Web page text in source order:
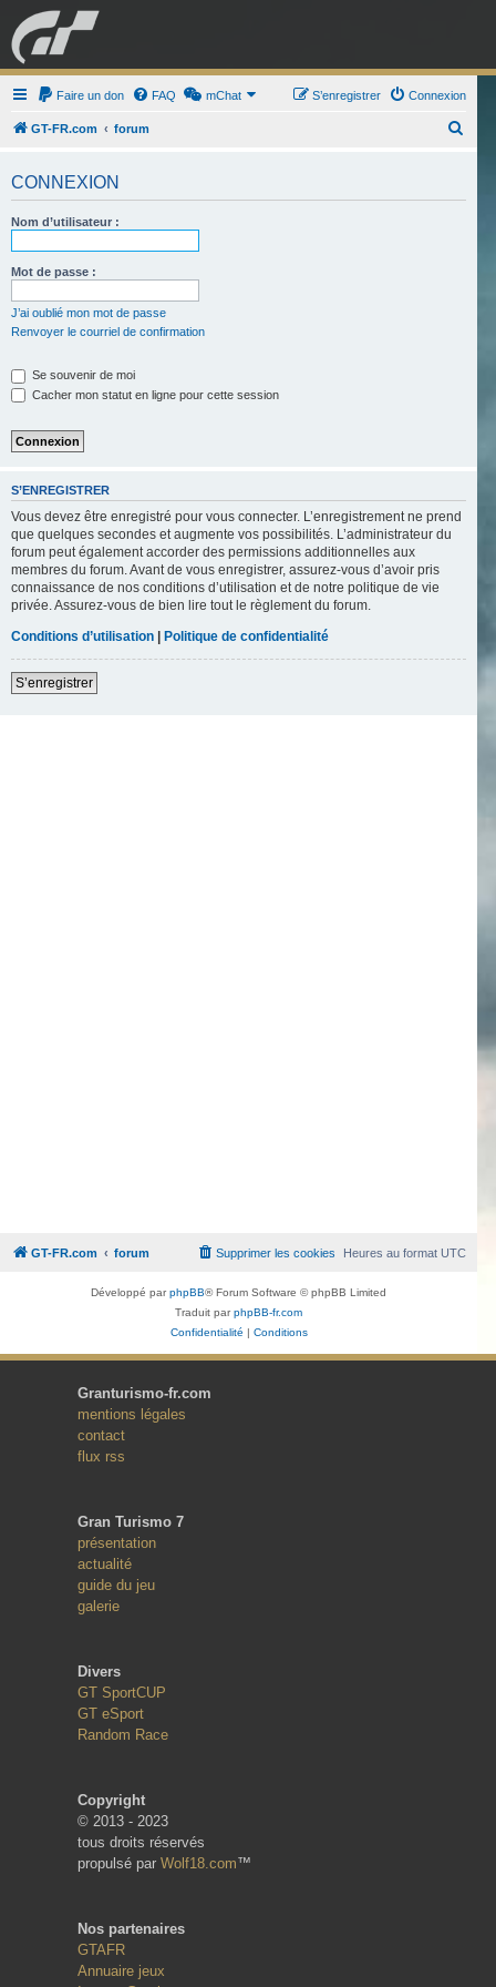
GRAN TURISMO FORUM
ESPORT
Faire un don FAQ mChat Connexion
S’enregistrer
GT-FR.com forum
CONNEXION
Nom d’utilisateur :
Mot de passe :
J’ai oublié mon mot de passe
Renvoyer le courriel de confirmation
Se souvenir de moi
Cacher mon statut en ligne pour cette session
S’ENREGISTRER
Vous devez être enregistré pour vous connecter. L’enregistrement ne prend
que quelques secondes et augmente vos possibilités. L’administrateur du
forum peut également accorder des permissions additionnelles aux
membres du forum. Avant de vous enregistrer, assurez-vous d’avoir pris
connaissance de nos conditions d’utilisation et de notre politique de vie
privée. Assurez-vous de bien lire tout le règlement du forum.
Conditions d’utilisation | Politique de confidentialité
S’enregistrer
GT-FR.com forum Heures au formatUTC
Supprimer les cookies
Développé parphpBB® Forum Software © phpBB Limited
Traduit parphpBB-fr.com
Confidentialité | Conditions
Granturismo-fr.com
mentions légales
contact
flux rss
Gran Turismo 7
présentation
actualité
guide du jeu
galerie
Divers
GT SportCUP
GT eSport
Random Race
Copyright
© 2013 - 2023
tous droits réservés
propulsé par Wolf18.com™
Nos partenaires
GTAFR
Annuaire jeux